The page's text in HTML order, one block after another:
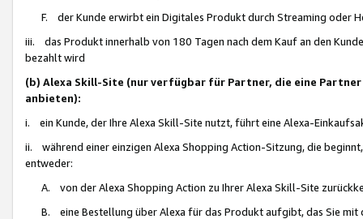
F. der Kunde erwirbt ein Digitales Produkt durch Streaming oder
iii. das Produkt innerhalb von 180 Tagen nach dem Kauf an den
bezahlt wird
(b) Alexa Skill-Site (nur verfügbar für Partner, die eine
anbieten):
i. ein Kunde, der Ihre Alexa Skill-Site nutzt, führt eine Alexa-
ii. während einer einzigen Alexa Shopping Action-Sitzung, die
entweder:
A. von der Alexa Shopping Action zu Ihrer Alexa Skill-Site
B. eine Bestellung über Alexa für das Produkt aufgibt, das Sie mit